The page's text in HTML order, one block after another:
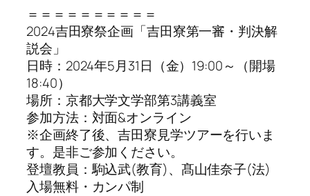
＝＝＝＝＝＝＝＝＝＝
2024吉田寮祭企画「吉田寮第一審・判決解
説会」
日時：2024年5月31日（金）19:00～（開場
18:40）
場所：京都大学文学部第3講義室
参加方法：対面&オンライン
※企画終了後、吉田寮見学ツアーを行いま
す。是非ご参加ください。
登壇教員：駒込武(教育)、髙山佳奈子(法)
入場無料・カンパ制